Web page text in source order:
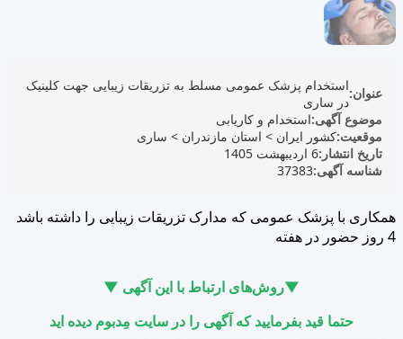
عنوان:استخدام پزشک عمومی مسلط به تزریقات زیبایی جهت کلینیک
در ساری
موضوع آگهی:استخدام و کاریابی
موقعیت:کشور ایران > استان مازندران > ساری
تاریخ انتشار:6 اردیبهشت 1405
شناسه آگهی:37383
همکاری با پزشک عمومی که مدارک تزریقات زیبایی را داشته باشد
4 روز حضور در هفته
▼روش‌های ارتباط با این آگهی ▼
حتما قید بفرمایید که آگهی را در سایت مِدبوم دیده اید